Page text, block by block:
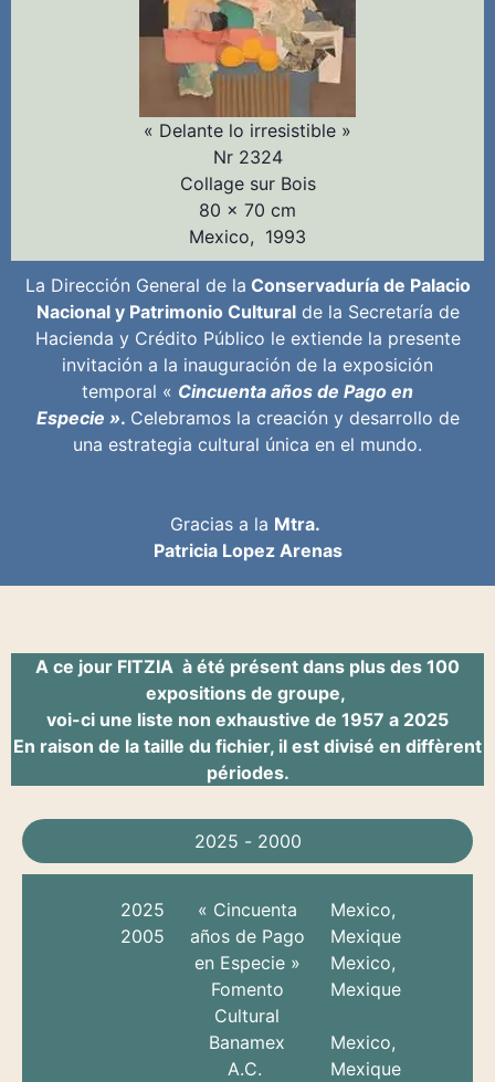
« Delante lo irresistible »
Nr 2324
Collage sur Bois
80 x 70 cm
Mexico, 1993
La Dirección General de la Conservaduría de Palacio
Nacional y Patrimonio Culturalde la Secretaría de
Hacienda y Crédito Público le extiende la presente
invitación a la inauguración de la exposición
temporal « Cincuenta años de Pago en
Especie ». Celebramos la creación y desarrollo de
una estrategia cultural única en el mundo.
Gracias a la Mtra.
Patricia Lopez Arenas
A ce jour FITZIA à été présent dans plus des 100
expositions de groupe,
voi-ci une liste non exhaustive de 1957 a 2025
En raison de la taille du fichier, il est divisé en diffèrent
périodes.
2025 - 2000
2025
2005
« Cincuenta
años de Pago
en Especie »
Fomento
Cultural
Banamex
A.C.
Mexico,
Mexique
Mexico,
Mexique
Mexico,
Mexique